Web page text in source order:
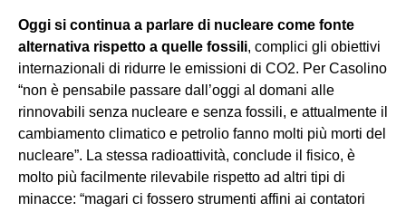
Oggi si continua a parlare di nucleare come fonte
alternativa rispetto a quelle fossili, complici gli obiettivi
internazionali di ridurre le emissioni di CO2. Per Casolino
“non è pensabile passare dall’oggi al domani alle
rinnovabili senza nucleare e senza fossili, e attualmente il
cambiamento climatico e petrolio fanno molti più morti del
nucleare”. La stessa radioattività, conclude il fisico, è
molto più facilmente rilevabile rispetto ad altri tipi di
minacce: “magari ci fossero strumenti affini ai contatori